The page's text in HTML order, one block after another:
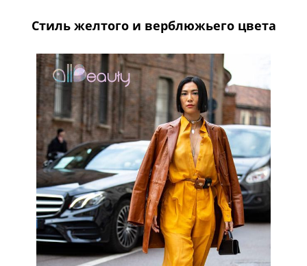
Стиль желтого и верблюжьего цвета